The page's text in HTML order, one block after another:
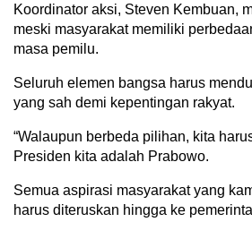
Koordinator aksi, Steven Kembuan,
meski masyarakat memiliki
masa pemilu.
Seluruh elemen bangsa harus
yang sah demi kepentingan rakyat.
“Walaupun berbeda pilihan, kita
Presiden kita adalah Prabowo.
Semua aspirasi masyarakat yang
harus diteruskan hingga ke